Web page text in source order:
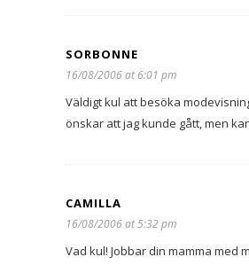
SORBONNE
16/08/2006 at 6:01 pm
Väldigt kul att besöka
önskar att jag kunde gått, men
CAMILLA
16/08/2006 at 5:32 pm
Vad kul! Jobbar din mamma med